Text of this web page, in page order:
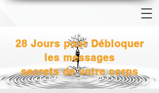
28 Jours pour Débloquer
les messages
secrets de votre corps